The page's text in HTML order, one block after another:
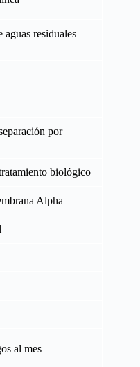
aguas residuales
por
biológico
Alpha
al mes